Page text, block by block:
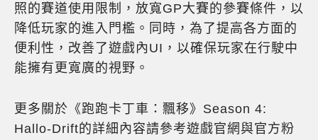
照的賽道使用限制，放寬GP大賽的參賽條件，以
降低玩家的進入門檻。同時，為了提高各方面的
便利性，改善了遊戲內UI，以確保玩家在行駛中
能擁有更寬廣的視野。
更多關於《跑跑卡丁車：飄移》Season 4:
Hallo-Drift的詳細內容請參考遊戲官網與官方粉